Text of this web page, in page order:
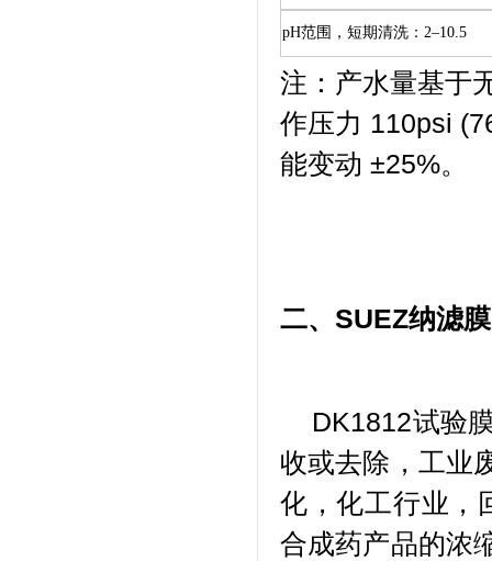
pH范围，短期清洗：2–10.5
注：产水量基于
作压力 110psi
能变动 ±25%。
二、 SUEZ纳滤
DK1812试验
收或去除，工业
化，化工行业，
合成药产品的浓